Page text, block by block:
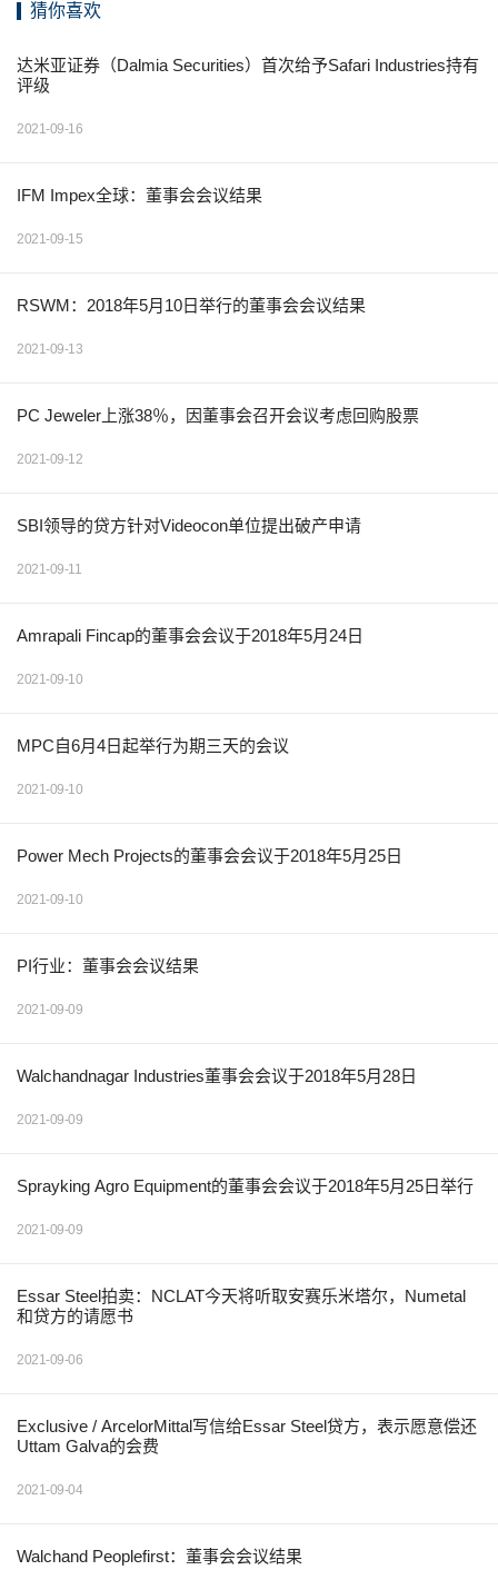
猜你喜欢
达米亚证券（Dalmia Securities）首次给予Safari Industries持有
评级
2021-09-16
IFM Impex全球：董事会会议结果
2021-09-15
RSWM：2018年5月10日举行的董事会会议结果
2021-09-13
PC Jeweler上涨38％，因董事会召开会议考虑回购股票
2021-09-12
SBI领导的贷方针对Videocon单位提出破产申请
2021-09-11
Amrapali Fincap的董事会会议于2018年5月24日
2021-09-10
MPC自6月4日起举行为期三天的会议
2021-09-10
Power Mech Projects的董事会会议于2018年5月25日
2021-09-10
PI行业：董事会会议结果
2021-09-09
Walchandnagar Industries董事会会议于2018年5月28日
2021-09-09
Sprayking Agro Equipment的董事会会议于2018年5月25日举行
2021-09-09
Essar Steel拍卖：NCLAT今天将听取安赛乐米塔尔，Numetal
和贷方的请愿书
2021-09-06
Exclusive / ArcelorMittal写信给Essar Steel贷方，表示愿意偿还
Uttam Galva的会费
2021-09-04
Walchand Peoplefirst：董事会会议结果